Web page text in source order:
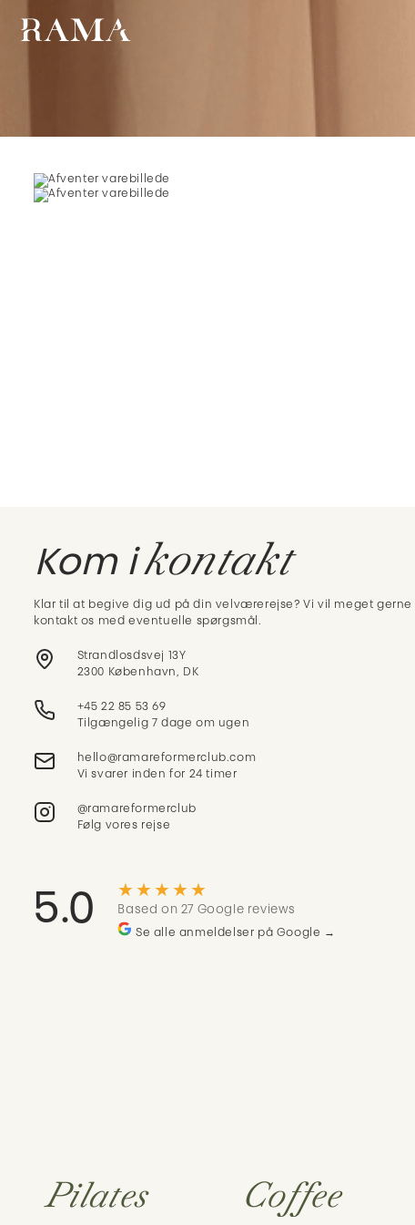
Kom ikontakt
Klar til at begive dig ud på din velværerejse? Vi vil meget
kontakt os med eventuelle spørgsmål.
Strandlosdsvej 13Y
2300 København, DK
+45 22 85 53 69
Tilgængelig 7 dage om ugen
Vi svarer inden for 24 timer
@ramareformerclub
Følg vores rejse
5.0 ★★★★★
Based on 27 Google reviews
Se alle anmeldelser på Google →
Pilates Coffee